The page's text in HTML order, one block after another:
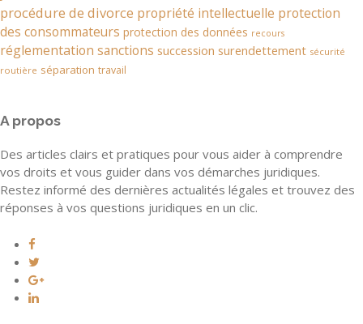
procédure de divorce propriété intellectuelle protection
des consommateurs protection des données recours
réglementation sanctions succession surendettement sécurité
routière séparation travail
A propos
Des articles clairs et pratiques pour vous aider à comprendre
vos droits et vous guider dans vos démarches juridiques.
Restez informé des dernières actualités légales et trouvez des
réponses à vos questions juridiques en un clic.